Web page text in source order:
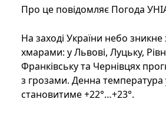
Про це повідомляє Погода
На заході України небо
хмарами: у Львові, Луцьку,
Франківську та Чернівцях
з грозами. Денна температура
становитиме +22°…+23°.